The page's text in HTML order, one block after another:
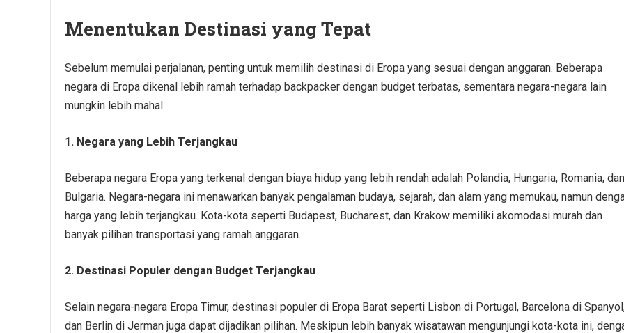
Menentukan Destinasi yang Tepat
Sebelum memulai perjalanan, penting untuk memilih destinasi di Eropa yang sesuai dengan anggaran. Beberapa
negara di Eropa dikenal lebih ramah terhadap backpacker dengan budget terbatas, sementara negara-negara lain
mungkin lebih mahal.
1. Negara yang Lebih Terjangkau
Beberapa negara Eropa yang terkenal dengan biaya hidup yang lebih rendah adalah Polandia, Hungaria, Romania, dan
Bulgaria. Negara-negara ini menawarkan banyak pengalaman budaya, sejarah, dan alam yang memukau, namun
harga yang lebih terjangkau. Kota-kota seperti Budapest, Bucharest, dan Krakow memiliki akomodasi murah dan
banyak pilihan transportasi yang ramah anggaran.
2. Destinasi Populer dengan Budget Terjangkau
Selain negara-negara Eropa Timur, destinasi populer di Eropa Barat seperti Lisbon di Portugal, Barcelona di
dan Berlin di Jerman juga dapat dijadikan pilihan. Meskipun lebih banyak wisatawan mengunjungi kota-kota ini,